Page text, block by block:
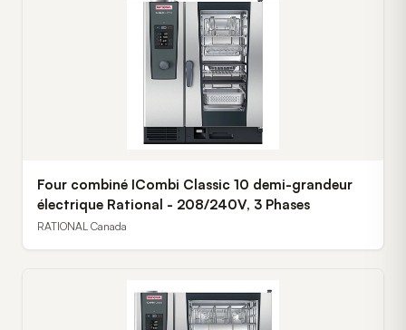
Four combiné ICombi Classic 10 demi-grandeur
électrique Rational - 208/240V, 3 Phases
RATIONAL Canada